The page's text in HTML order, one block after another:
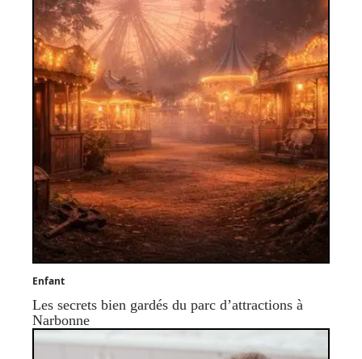
Enfant
Les secrets bien gardés du parc d’attractions à
Narbonne